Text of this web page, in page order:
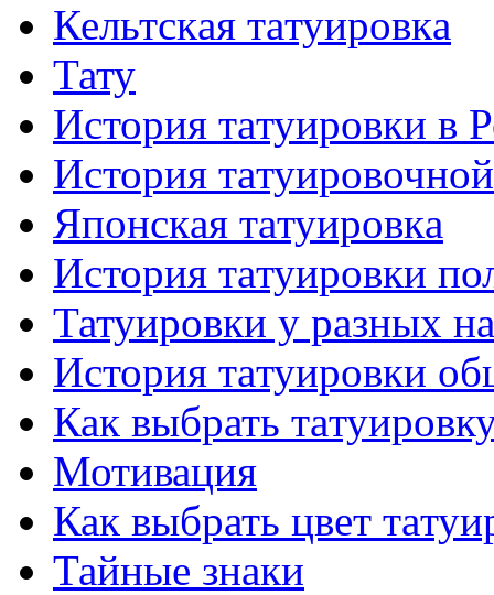
Кельтскaя тaтуировкa
Тату
История тaтуировки в
История
Японскaя тaтуировкa
История тaтуировки
Татуировки у разных
История тaтуировки
Как выбрать
Мотивация
Как выбрать цвет
Тайные знаки